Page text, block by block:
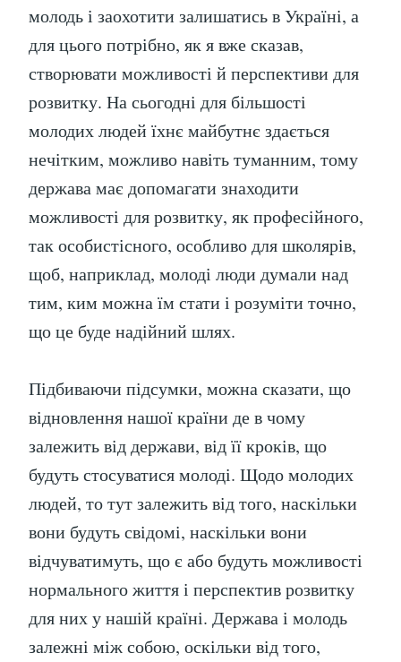
молодь і заохотити залишатись в Україні, а
для цього потрібно, як я вже сказав,
створювати можливості й перспективи для
розвитку. На сьогодні для більшості
молодих людей їхнє майбутнє здається
нечітким, можливо навіть туманним, тому
держава має допомагати знаходити
можливості для розвитку, як професійного,
так особистісного, особливо для школярів,
щоб, наприклад, молоді люди думали над
тим, ким можна їм стати і розуміти точно,
що це буде надійний шлях.
Підбиваючи підсумки, можна сказати, що
відновлення нашої країни де в чому
залежить від держави, від її кроків, що
будуть стосуватися молоді. Щодо молодих
людей, то тут залежить від того, наскільки
вони будуть свідомі, наскільки вони
відчуватимуть, що є або будуть можливості
нормального життя і перспектив розвитку
для них у нашій країні. Держава і молодь
залежні між собою, оскільки від того,